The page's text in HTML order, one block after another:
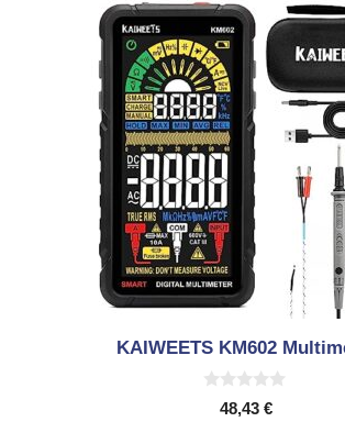
KAIWEETS KM602
48,43 €